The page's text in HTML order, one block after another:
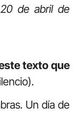
de abril de
texto que
Un día de